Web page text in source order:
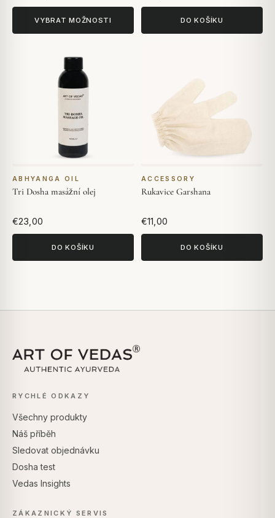
VYBRAT MOŽNOSTI DO KOŠÍKU
ABHYANGA OIL
Tri Dosha masážní olej
€23,00
DO KOŠÍKU
ACCESSORY
Rukavice Garshana
€11,00
DO KOŠÍKU
RYCHLÉ ODKAZY
Všechny produkty
Náš příběh
Sledovat objednávku
Dosha test
Vedas Insights
ZÁKAZNICKÝ SERVIS